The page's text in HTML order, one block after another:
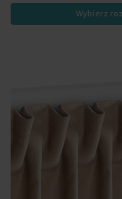
Wybierz